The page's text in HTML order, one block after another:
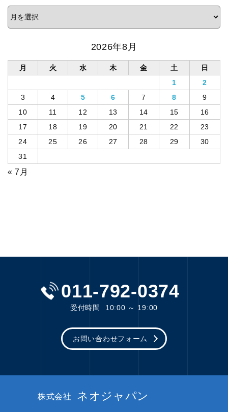
2026年8月
月 火 水 木 金 土
日
1
2
3
4 5 6 7 8
9
10
11 12 13 14 15
16
17
18 19 20 21 22
23
24
25 26 27 28 29
30
31
« 7月
011-792-0374
受付時間 10:00 ～ 19:00
お問い合わせフォーム
株式会社 ネオジャパン